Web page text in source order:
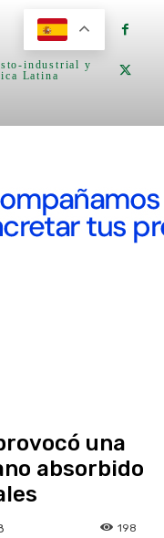
industrial y
Latina
una
absorbido
198